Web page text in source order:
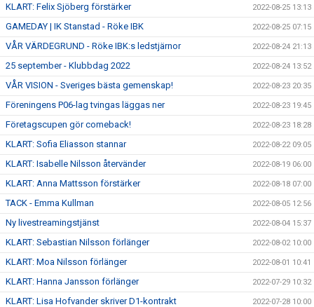
KLART: Felix Sjöberg förstärker 2022-08-25 13:13
GAMEDAY | IK Stanstad - Röke IBK 2022-08-25 07:15
VÅR VÄRDEGRUND - Röke IBK:s ledstjärnor 2022-08-24 21:13
25 september - Klubbdag 2022 2022-08-24 13:52
VÅR VISION - Sveriges bästa gemenskap! 2022-08-23 20:35
Föreningens P06-lag tvingas läggas ner 2022-08-23 19:45
Företagscupen gör comeback! 2022-08-23 18:28
KLART: Sofia Eliasson stannar 2022-08-22 09:05
KLART: Isabelle Nilsson återvänder 2022-08-19 06:00
KLART: Anna Mattsson förstärker 2022-08-18 07:00
TACK - Emma Kullman 2022-08-05 12:56
Ny livestreamingstjänst 2022-08-04 15:37
KLART: Sebastian Nilsson förlänger 2022-08-02 10:00
KLART: Moa Nilsson förlänger 2022-08-01 10:41
KLART: Hanna Jansson förlänger 2022-07-29 10:32
KLART: Lisa Hofvander skriver D1-kontrakt 2022-07-28 10:00